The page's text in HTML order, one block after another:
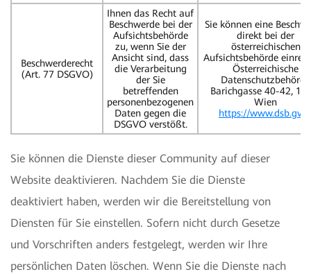
Beschwerderecht
(Art. 77 DSGVO)
Ihnen das Recht auf
Beschwerde bei der
Aufsichtsbehörde
zu, wenn Sie der
Ansicht sind, dass
die Verarbeitung
der Sie
betreffenden
personenbezogenen
Daten gegen die
DSGVO verstößt.
Sie können eine
direkt bei der
österreichischen
Aufsichtsbehörde
Österreichische
Datenschutzbehörde
Barichgasse 40-42, 1
Wien
https://
Sie können die Dienste dieser Community auf dieser
Website deaktivieren. Nachdem Sie die Dienste
deaktiviert haben, werden wir die Bereitstellung von
Diensten für Sie einstellen. Sofern nicht durch Gesetze
und Vorschriften anders festgelegt, werden wir Ihre
persönlichen Daten löschen. Wenn Sie die Dienste nach